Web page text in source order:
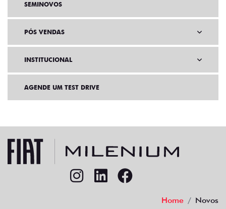
SEMINOVOS
PÓS VENDAS
INSTITUCIONAL
AGENDE UM TEST DRIVE
Home Novos